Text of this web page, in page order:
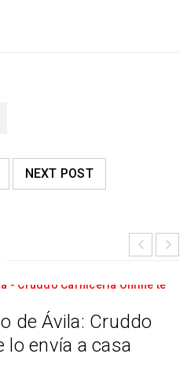
NEXT POST
de Ávila: Cruddo
lo envía a casa